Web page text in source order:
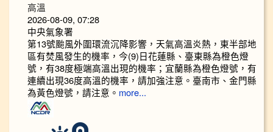
高溫
2026-08-09, 07:28
中央氣象署
第13號颱風外圍環流沉降影響，天氣高溫炎熱，東半部地
區有焚風發生的機率，今(9)日花蓮縣、臺東縣為橙色燈
號，有38度極端高溫出現的機率；宜蘭縣為橙色燈號，有
連續出現36度高溫的機率，請加強注意。臺南市、金門縣
為黃色燈號，請注意。 more...